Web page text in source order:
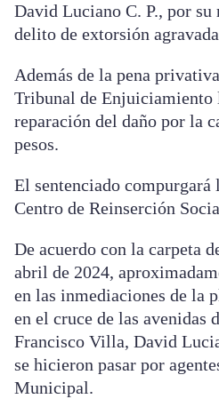
David Luciano C. P., por su
delito de extorsión
Además de la pena
Tribunal de Enjuiciamiento
reparación del daño por la
pesos.
El sentenciado compurgará
Centro de Reinserción
De acuerdo con la carpeta
abril de 2024,
en las inmediaciones de la
en el cruce de las avenidas
Francisco Villa, David
se hicieron pasar por
Municipal.